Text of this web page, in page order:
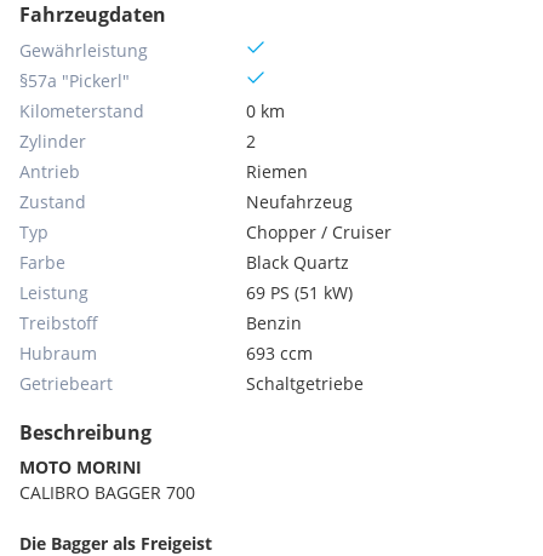
Fahrzeugdaten
Gewährleistung
§57a "Pickerl"
Kilometerstand
0 km
Zylinder
2
Antrieb
Riemen
Zustand
Neufahrzeug
Typ
Chopper / Cruiser
Farbe
Black Quartz
Leistung
69 PS (51 kW)
Treibstoff
Benzin
Hubraum
693 ccm
Getriebeart
Schaltgetriebe
Beschreibung
MOTO MORINI
CALIBRO BAGGER 700
Die Bagger als Freigeist